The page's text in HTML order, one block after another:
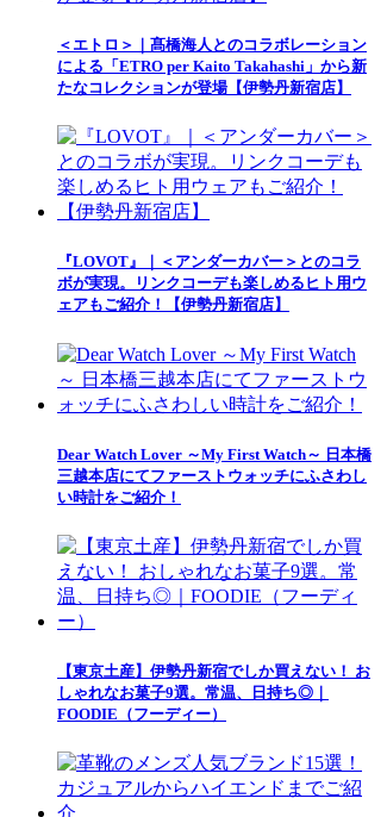
＜エトロ＞｜髙橋海人とのコラボレーション
による「ETRO per Kaito Takahashi」から新
たなコレクションが登場【伊勢丹新宿店】
『LOVOT』｜＜アンダーカバー＞とのコラ
ボが実現。リンクコーデも楽しめるヒト用ウ
ェアもご紹介！【伊勢丹新宿店】
Dear Watch Lover ～My First Watch～ 日本橋
三越本店にてファーストウォッチにふさわし
い時計をご紹介！
【東京土産】伊勢丹新宿でしか買えない！ お
しゃれなお菓子9選。常温、日持ち◎｜
FOODIE（フーディー）